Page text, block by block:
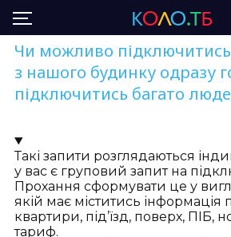
Чи можливо
з нашого будинку одразу
підключитись багато
Такі запити розглядаються
у вас є груповий запит на
Прохання сформувати це у
якій має міститись інформація
квартири, під’їзд, поверх, ПІБ,
тариф.